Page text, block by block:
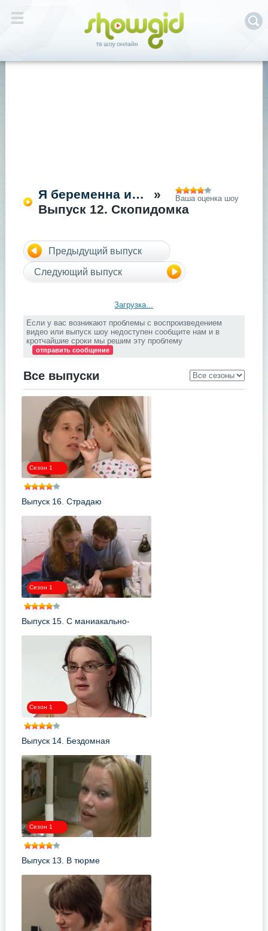
Я беременна и…
»
Выпуск 12. Скопидомка
Ваша оценка шоу
Предыдущий выпуск
Следующий выпуск
Загрузка...
Если у вас возникают проблемы с воспроизведением
видео или выпуск шоу недоступен сообщите нам и в
кротчайшие сроки мы решим эту проблему
отправить сообщение
Все выпуски
Сезон 1
Выпуск 16. Страдаю
Сезон 1
Выпуск 15. С маниакально-
Сезон 1
Выпуск 14. Бездомная
Сезон 1
Выпуск 13. В тюрме